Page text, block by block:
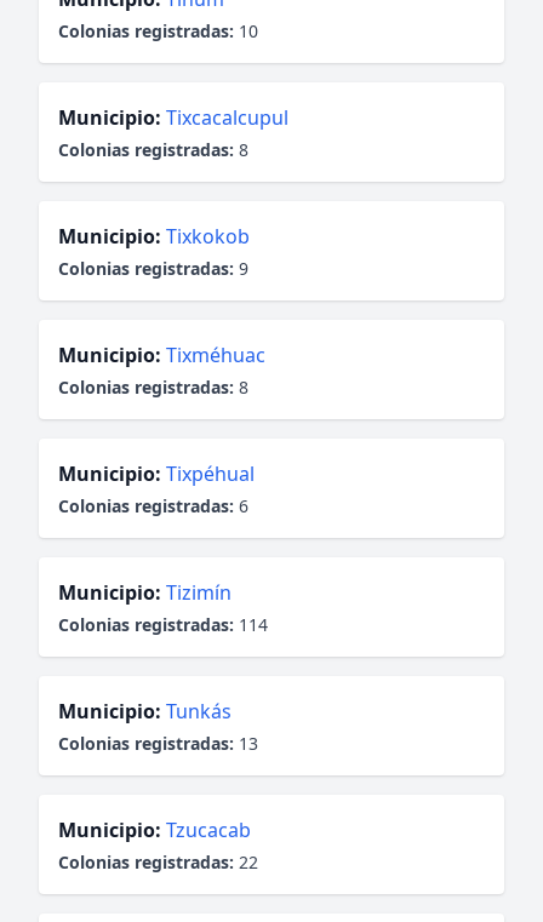
Colonias registradas: 10
Municipio: Tixcacalcupul
Colonias registradas: 8
Municipio: Tixkokob
Colonias registradas: 9
Municipio: Tixméhuac
Colonias registradas: 8
Municipio: Tixpéhual
Colonias registradas: 6
Municipio: Tizimín
Colonias registradas: 114
Municipio: Tunkás
Colonias registradas: 13
Municipio: Tzucacab
Colonias registradas: 22